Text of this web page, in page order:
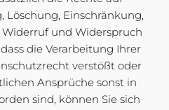
Einschränkung,
und Widerspruch
die Verarbeitung Ihrer
verstößt oder
Ansprüche sonst in
sind, können Sie sich